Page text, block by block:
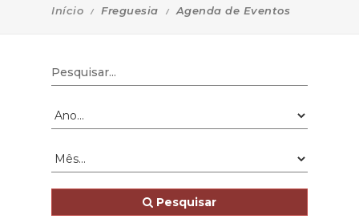
Início Freguesia Agenda de Eventos
Pesquisar